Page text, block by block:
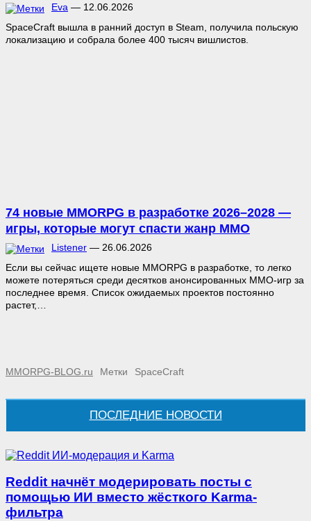
Eva — 12.06.2026
SpaceCraft вышла в ранний доступ в Steam, получила польскую
локализацию и собрала более 400 тысяч вишлистов.
74 новые MMORPG в разработке 2026–2028 —
игры, которые могут спасти жанр MMO
Listener — 26.06.2026
Если вы сейчас ищете новые MMORPG в разработке, то легко
можете потеряться среди десятков анонсированных MMO-игр за
последнее время. Список ожидаемых проектов постоянно
растет,…
MMORPG-BLOG.ru Метки SpaceCraft
ПОСЛЕДНИЕ НОВОСТИ
Reddit начнёт модерировать посты с
помощью ИИ вместо жёсткого Karma-
фильтра